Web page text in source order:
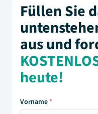
Füllen Sie
aus und
heute!
Vorname